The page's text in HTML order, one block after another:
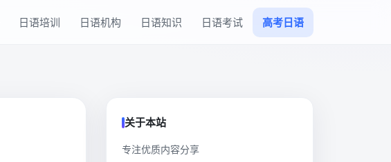
日语培训 日语机构 日语知识 日语考试 高考日语
关于本站
专注优质内容分享